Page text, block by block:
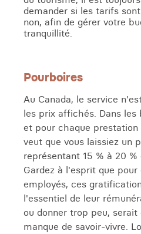
demander si les tarifs
non, afin de gérer votre
tranquillité.
Pourboires
Au Canada, le service
les prix affichés. Dans les
et pour chaque prestation
veut que vous laissiez un
représentant 15 % à 20
Gardez à l'esprit que pour
employés, ces
l'essentiel de leur
ou donner trop peu,
manque de savoir-vivre.